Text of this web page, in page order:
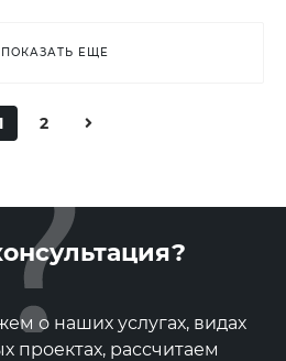
ПОКАЗАТЬ ЕЩЕ
2
о наших услугах, видах
проектах, рассчитаем